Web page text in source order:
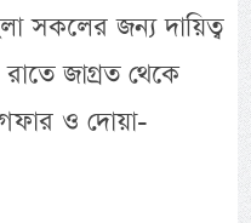
সকলের জন্য দায়িত্ব
জাগ্রত থেকে
ও দোয়া-